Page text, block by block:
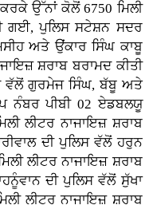
ਉੱਨਾਂ ਕੋਲੋਂ 6750 ਮਿਲੀ
ਗਈ, ਪੁਲਿਸ ਸਟੇਸ਼ਨ ਸਦਰ
ਅਤੇ ਉਂਕਾਰ ਸਿੰਘ ਕਾਬੂ
ਸ਼ਰਾਬ ਬਰਾਮਦ ਕੀਤੀ
ਵੱਲੋਂ ਗੁਰਮੇਜ ਸਿੰਘ, ਬੱਬੂ ਅਤੇ
ਨੰਬਰ ਪੀਬੀ 02 ਏਡਬਲਯੂ
ਲੀਟਰ ਨਾਜਾਇਜ਼ ਸ਼ਰਾਬ
ਦੀ ਪੁਲਿਸ ਵੱਲੋਂ ਹਰੁਨ
ਲੀਟਰ ਨਾਜਾਇਜ਼ ਸ਼ਰਾਬ
ਦੀ ਪੁਲਿਸ ਵੱਲੋਂ ਸੁੱਖਾ
ਲੀਟਰ ਨਾਜਾਇਜ਼ ਸ਼ਰਾਬ